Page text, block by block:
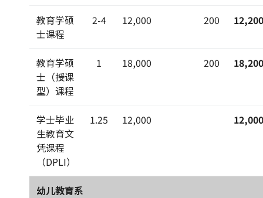
教育学硕
士课程
2-4 12,000 200 12,200
教育学硕
士（授课
型）课程
1 18,000 200 18,200
学士毕业
生教育文
凭课程
（DPLI）
1.25 12,000 12,000
幼儿教育系